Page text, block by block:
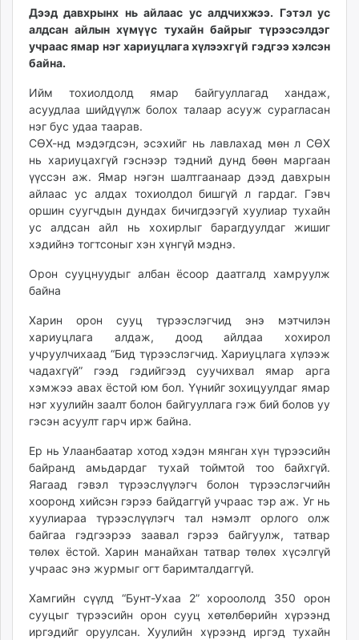
today.mn
zuv.mn
mminfo.mn
ugluu.mn
urlag.mn
unen.mn
asu.mn
shudarga.mn
shuurhai.mn
unuudur.mn
isee.mn
mglradio.com
fact.mn
itoim.mn
tumen.mn
times.mn
tvmongolia.mn
mass.mn
unegui.mn
assa.mn
tac.mn
paparazzi.mn
unread.today
Дээд давхрынх нь айлаас ус алдчихжээ. Гэтэл ус
алдсан айлын хүмүүс тухайн байрыг түрээсэлдэг
учраас ямар нэг хариуцлага хүлээхгүй гэдгээ хэлсэн
байна.
Ийм тохиолдолд ямар байгууллагад хандаж,
асуудлаа шийдүүлж болох талаар асууж сурагласан
нэг бус удаа таарав.
СӨХ-нд мэдэгдсэн, эсэхийг нь лавлахад мөн л СӨХ
нь хариуцахгүй гэснээр тэдний дунд бөөн маргаан
үүссэн аж. Ямар нэгэн шалтгаанаар дээд давхрын
айлаас ус алдах тохиолдол бишгүй л гардаг. Гэвч
оршин суугчдын дундах бичигдээгүй хуулиар тухайн
ус алдсан айл нь хохирлыг барагдуулдаг жишиг
хэдийнэ тогтсоныг хэн хүнгүй мэднэ.
Орон сууцнуудыг албан ёсоор даатгалд хамруулж
байна
Харин орон сууц түрээслэгчид энэ мэтчилэн
хариуцлага алдаж, доод айлдаа хохирол
учруулчихаад “Бид түрээслэгчид. Хариуцлага хүлээж
чадахгүй” гээд гэдийгээд суучихвал ямар арга
хэмжээ авах ёстой юм бол. Үүнийг зохицуулдаг ямар
нэг хуулийн заалт болон байгууллага гэж бий болов уу
гэсэн асуулт гарч ирж байна.
Ер нь Улаанбаатар хотод хэдэн мянган хүн түрээсийн
байранд амьдардаг тухай тоймтой тоо байхгүй.
Яагаад гэвэл түрээслүүлэгч болон түрээслэгчийн
хооронд хийсэн гэрээ байдаггүй учраас тэр аж. Уг нь
хуулиараа түрээслүүлэгч тал нэмэлт орлого олж
байгаа гэдгээрээ заавал гэрээ байгуулж, татвар
төлөх ёстой. Харин манайхан татвар төлөх хүсэлгүй
учраас энэ журмыг огт баримталдаггүй.
Хамгийн сүүлд “Бунт-Ухаа 2” хороололд 350 орон
сууцыг түрээсийн орон сууц хөтөлбөрийн хүрээнд
иргэдийг оруулсан. Хуулийн хүрээнд иргэд тухайн